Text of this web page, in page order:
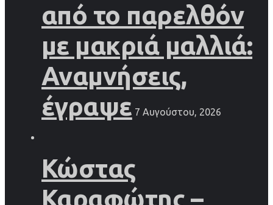
από το παρελθόν
με μακριά μαλλιά:
Αναμνήσεις,
έγραψε 7 Αυγούστου, 2026
Κώστας
Καραφώτης –